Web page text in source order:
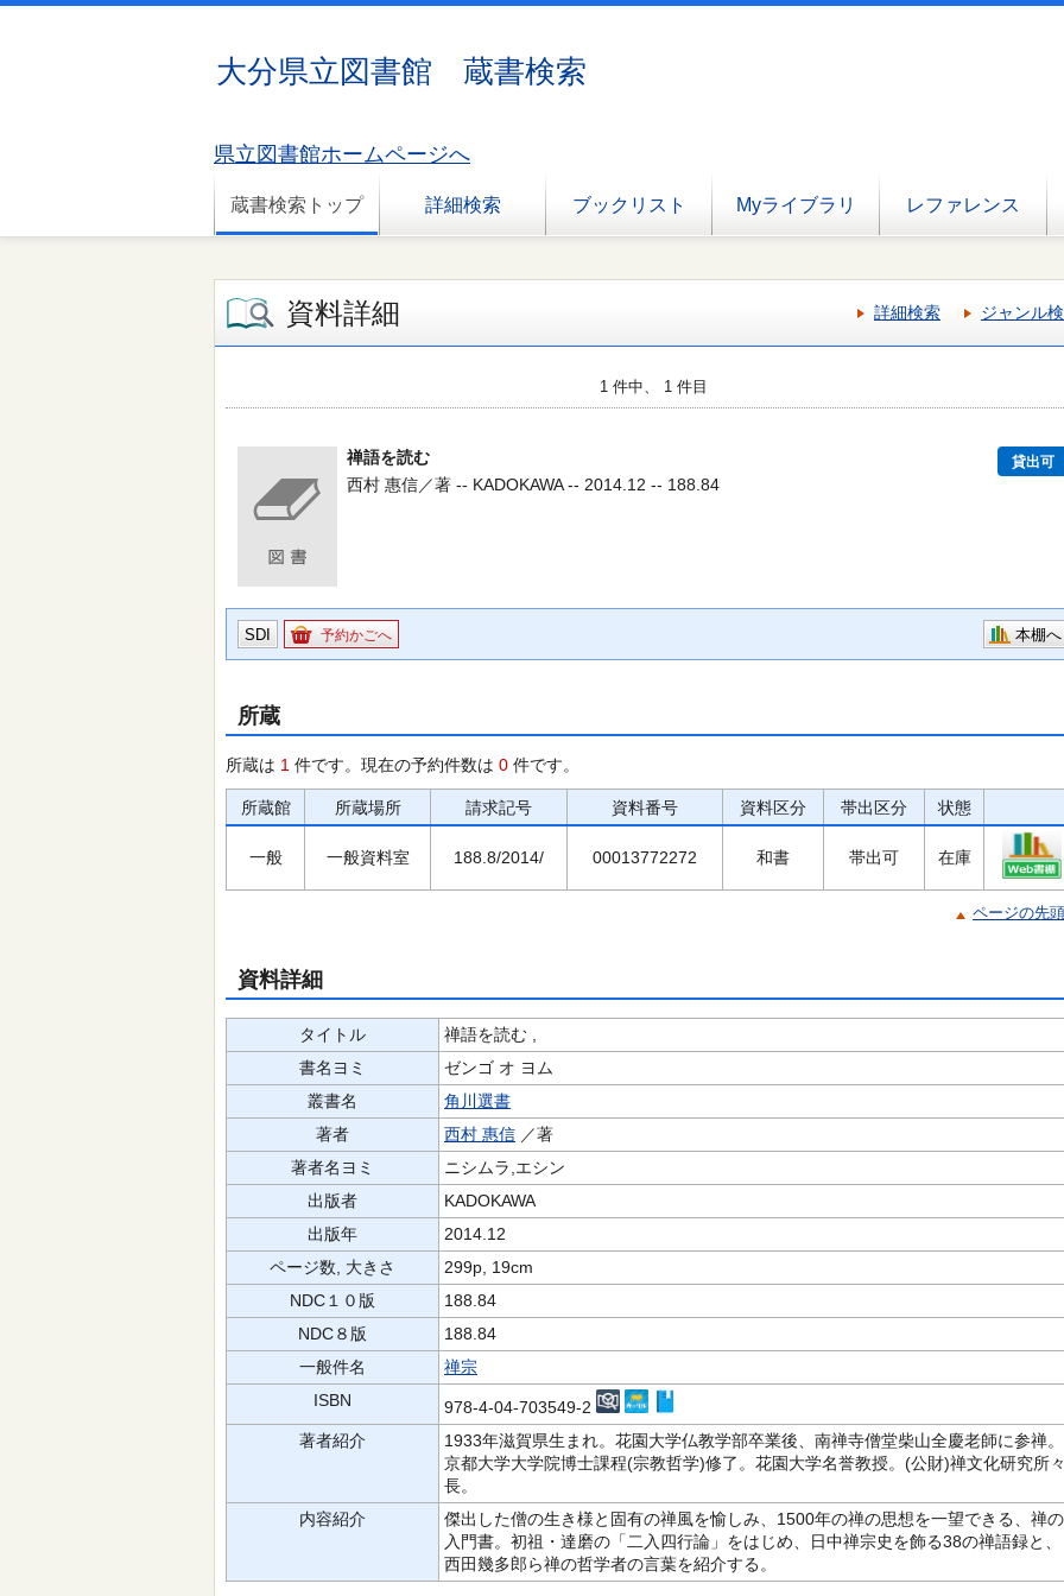
大分県立図書館 蔵書検索
県立図書館ホームページへ
蔵書検索トップ 詳細検索 ブックリスト Myライブラリ レファレンス
資料詳細 詳細検索 ジャンル
1 件中、 1 件目
禅語を読む 貸出可
西村 惠信／著 -- KADOKAWA -- 2014.12 -- 188.84
SDI 予約かごへ 本棚へ
所蔵
所蔵は 1 件です。現在の予約件数は 0 件です。
所蔵館 所蔵場所 請求記号 資料番号 資料区分 帯出区分 状態
一般 一般資料室 188.8/2014/ 00013772272 和書 帯出可 在庫
ページの先
資料詳細
タイトル
禅語を読む ,
書名ヨミ
ゼンゴ オ ヨム
叢書名
角川選書
著者
西村 惠信 ／著
著者名ヨミ
ニシムラ,エシン
出版者
KADOKAWA
出版年
2014.12
ページ数, 大きさ
299p, 19cm
NDC１０版
188.84
NDC８版
188.84
一般件名
禅宗
ISBN
978-4-04-703549-2
著者紹介
1933年滋賀県生まれ。花園大学仏教学部卒業後、南禅寺僧堂柴山全慶老師に参禅。
京都大学大学院博士課程(宗教哲学)修了。花園大学名誉教授。(公財)禅文化研究所
長。
内容紹介
傑出した僧の生き様と固有の禅風を愉しみ、1500年の禅の思想を一望できる、禅の
入門書。初祖・達磨の「二入四行論」をはじめ、日中禅宗史を飾る38の禅語録と、
西田幾多郎ら禅の哲学者の言葉を紹介する。